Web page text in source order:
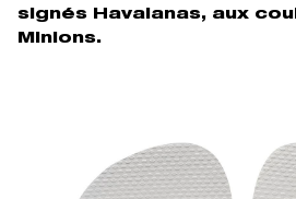
signés Havaianas, aux
Minions.